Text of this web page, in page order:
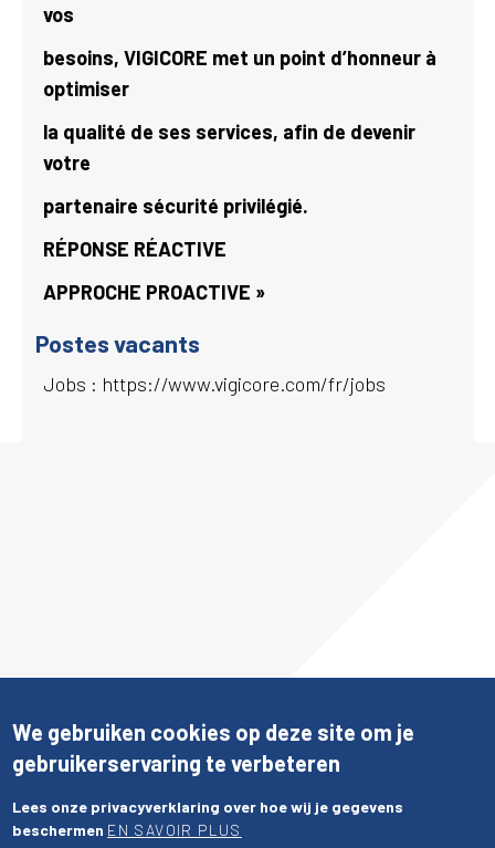
vos
besoins, VIGICORE met un point d’honneur à
optimiser
la qualité de ses services, afin de devenir
votre
partenaire sécurité privilégié.
RÉPONSE RÉACTIVE
APPROCHE PROACTIVE »
Postes vacants
Jobs : https://www.vigicore.com/fr/jobs
We gebruiken cookies op deze site om je
gebruikerservaring te verbeteren
Lees onze privacyverklaring over hoe wij je gegevens
beschermen EN SAVOIR PLUS